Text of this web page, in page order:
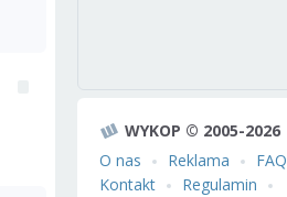
WYKOP © 2005-2026
O nas
Reklama
FAQ
Kontakt
Regulamin